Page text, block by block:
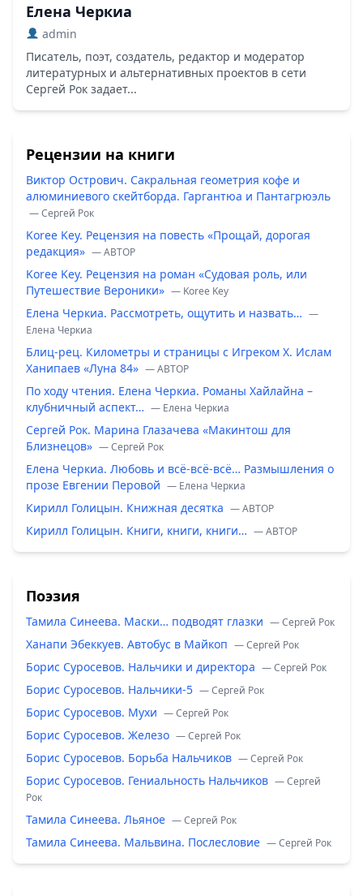
Елена Черкиа
admin
Писатель, поэт, создатель, редактор и модератор
литературных и альтернативных проектов в сети
Сергей Рок задает...
Рецензии на книги
Виктор Острович. Сакральная геометрия кофе и
алюминиевого скейтборда. Гаргантюа и Пантагрюэль
— Сергей Рок
Koree Key. Рецензия на повесть «Прощай, дорогая
редакция» — ABTOP
Koree Key. Рецензия на роман «Судовая роль, или
Путешествие Вероники» — Koree Key
Елена Черкиа. Рассмотреть, ощутить и назвать… —
Елена Черкиа
Блиц-рец. Километры и страницы с Игреком Х. Ислам
Ханипаев «Луна 84» — ABTOP
По ходу чтения. Елена Черкиа. Романы Хайлайна –
клубничный аспект… — Елена Черкиа
Сергей Рок. Марина Глазачева «Макинтош для
Близнецов» — Сергей Рок
Елена Черкиа. Любовь и всё-всё-всё… Размышления о
прозе Евгении Перовой — Елена Черкиа
Кирилл Голицын. Книжная десятка — ABTOP
Кирилл Голицын. Книги, книги, книги… — ABTOP
Поэзия
Тамила Синеева. Маски… подводят глазки — Сергей Рок
Ханапи Эбеккуев. Автобус в Майкоп — Сергей Рок
Борис Суросевов. Нальчики и директора — Сергей Рок
Борис Суросевов. Нальчики-5 — Сергей Рок
Борис Суросевов. Мухи — Сергей Рок
Борис Суросевов. Железо — Сергей Рок
Борис Суросевов. Борьба Нальчиков — Сергей Рок
Борис Суросевов. Гениальность Нальчиков — Сергей
Рок
Тамила Синеева. Льяное — Сергей Рок
Тамила Синеева. Мальвина. Послесловие — Сергей Рок